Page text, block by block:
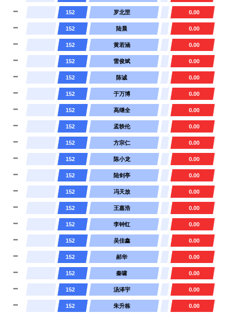
152 罗北罡 0.00
152 陆晨 0.00
152 黄若涵 0.00
152 雷俊斌 0.00
152 陈诚 0.00
152 于万博 0.00
152 高继全 0.00
152 孟轶伦 0.00
152 方宗仁 0.00
152 陈小龙 0.00
152 陆剑亭 0.00
152 冯天放 0.00
152 王嘉浩 0.00
152 李钟红 0.00
152 吴佳鑫 0.00
152 郝华 0.00
152 秦啸 0.00
152 汤泽宇 0.00
152 朱升栋 0.00